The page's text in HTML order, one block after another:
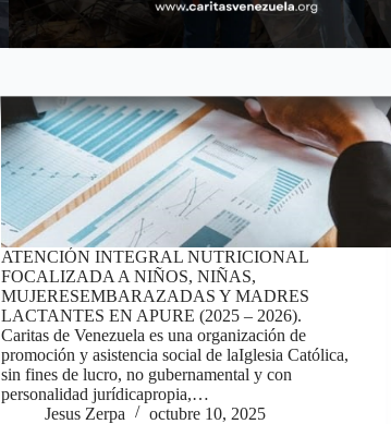
ATENCIÓN INTEGRAL NUTRICIONAL
FOCALIZADA A NIÑOS, NIÑAS,
MUJERESEMBARAZADAS Y MADRES
LACTANTES EN APURE (2025 – 2026).
Caritas de Venezuela es una organización de
promoción y asistencia social de laIglesia Católica,
sin fines de lucro, no gubernamental y con
personalidad jurídicapropia,…
Jesus Zerpa
octubre 10, 2025